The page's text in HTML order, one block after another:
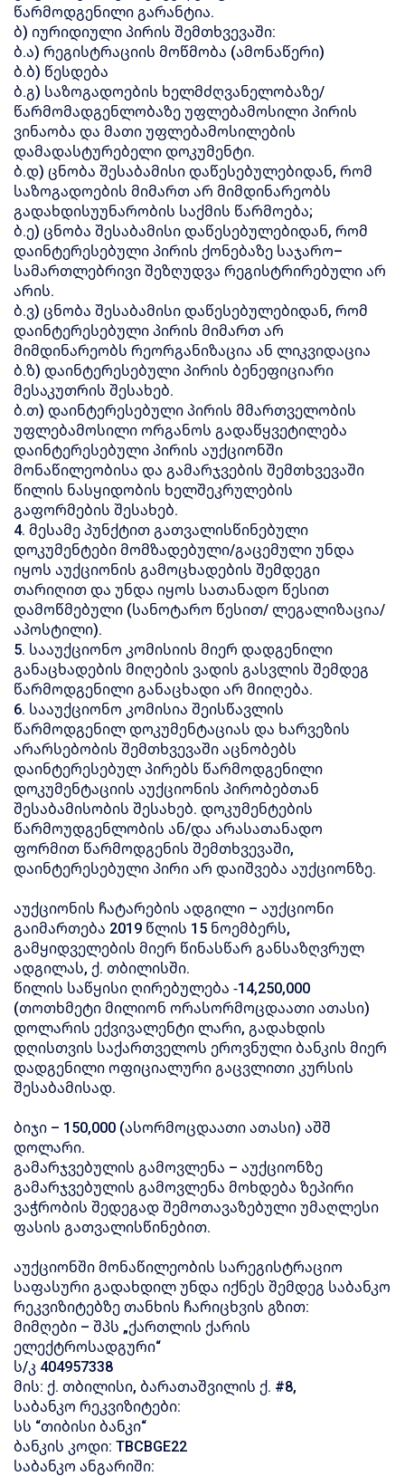
წარმოდგენილი გარანტია.
ბ) იურიდიული პირის შემთხვევაში:
ბ.ა) რეგისტრაციის მოწმობა (ამონაწერი)
ბ.ბ) წესდება
ბ.გ) საზოგადოების ხელმძღვანელობაზე/
წარმომადგენლობაზე უფლებამოსილი პირის
ვინაობა და მათი უფლებამოსილების
დამადასტურებელი დოკუმენტი.
ბ.დ) ცნობა შესაბამისი დაწესებულებიდან, რომ
საზოგადოების მიმართ არ მიმდინარეობს
გადახდისუუნარობის საქმის წარმოება;
ბ.ე) ცნობა შესაბამისი დაწესებულებიდან, რომ
დაინტერესებული პირის ქონებაზე საჯარო–
სამართლებრივი შეზღუდვა რეგისტრირებული არ
არის.
ბ.ვ) ცნობა შესაბამისი დაწესებულებიდან, რომ
დაინტერესებული პირის მიმართ არ
მიმდინარეობს რეორგანიზაცია ან ლიკვიდაცია
ბ.ზ) დაინტერესებული პირის ბენეფიციარი
მესაკუთრის შესახებ.
ბ.თ) დაინტერესებული პირის მმართველობის
უფლებამოსილი ორგანოს გადაწყვეტილება
დაინტერესებული პირის აუქციონში
მონაწილეობისა და გამარჯვების შემთხვევაში
წილის ნასყიდობის ხელშეკრულების
გაფორმების შესახებ.
4. მესამე პუნქტით გათვალისწინებული
დოკუმენტები მომზადებული/გაცემული უნდა
იყოს აუქციონის გამოცხადების შემდეგი
თარიღით და უნდა იყოს სათანადო წესით
დამოწმებული (სანოტარო წესით/ ლეგალიზაცია/
აპოსტილი).
5. სააუქციონო კომისიის მიერ დადგენილი
განაცხადების მიღების ვადის გასვლის შემდეგ
წარმოდგენილი განაცხადი არ მიიღება.
6. სააუქციონო კომისია შეისწავლის
წარმოდგენილ დოკუმენტაციას და ხარვეზის
არარსებობის შემთხვევაში აცნობებს
დაინტერესებულ პირებს წარმოდგენილი
დოკუმენტაციის აუქციონის პირობებთან
შესაბამისობის შესახებ. დოკუმენტების
წარმოუდგენლობის ან/და არასათანადო
ფორმით წარმოდგენის შემთხვევაში,
დაინტერესებული პირი არ დაიშვება აუქციონზე.
აუქციონის ჩატარების ადგილი – აუქციონი
გაიმართება 2019 წლის 15 ნოემბერს,
გამყიდველების მიერ წინასწარ განსაზღვრულ
ადგილას, ქ. თბილისში.
წილის საწყისი ღირებულება -14,250,000
(თოთხმეტი მილიონ ორასორმოცდაათი ათასი)
დოლარის ექვივალენტი ლარი, გადახდის
დღისთვის საქართველოს ეროვნული ბანკის მიერ
დადგენილი ოფიციალური გაცვლითი კურსის
შესაბამისად.
ბიჯი – 150,000 (ასორმოცდაათი ათასი) აშშ
დოლარი.
გამარჯვებულის გამოვლენა – აუქციონზე
გამარჯვებულის გამოვლენა მოხდება ზეპირი
ვაჭრობის შედეგად შემოთავაზებული უმაღლესი
ფასის გათვალისწინებით.
აუქციონში მონაწილეობის სარეგისტრაციო
საფასური გადახდილ უნდა იქნეს შემდეგ საბანკო
რეკვიზიტებზე თანხის ჩარიცხვის გზით:
მიმღები – შპს „ქართლის ქარის
ელექტროსადგური“
ს/კ 404957338
მის: ქ. თბილისი, ბარათაშვილის ქ. #8,
საბანკო რეკვიზიტები:
სს “თიბისი ბანკი“
ბანკის კოდი: TBCBGE22
საბანკო ანგარიში: